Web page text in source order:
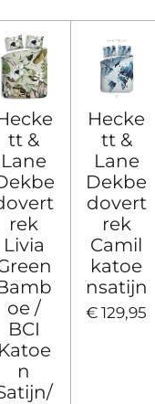
tt &
Lane
rek
Livia
oe /
BCI
Katoe
n
Hecke
tt &
Lane
Dekbe
dovert
rek
Camil
katoe
nsatijn
€ 129,95